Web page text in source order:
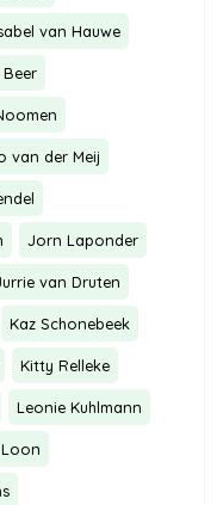
van Hauwe
van der Meij
Jorn Laponder
van Druten
Kaz Schonebeek
Kitty Relleke
Leonie Kuhlmann